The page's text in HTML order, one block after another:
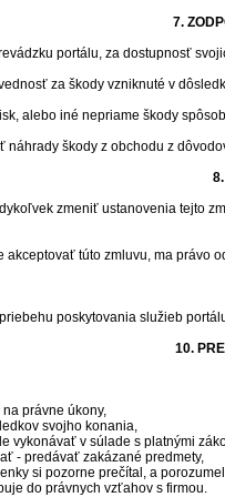
7.
portálu, za dostupnosť
za škody vzniknuté v
alebo iné nepriame škody
náhrady škody z obchodu z
zmeniť ustanovenia tejto
akceptovať túto zmluvu, ma právo
poskytovania služieb
10.
právne úkony,
svojho konania,
vykonávať v súlade s platnými
- predávať zakázané predmety,
si pozorne prečítal, a
do právnych vzťahov s firmou.